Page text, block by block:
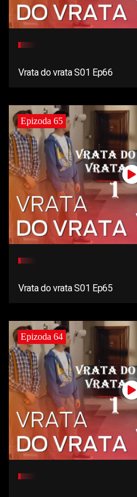
Vrata do vrata S01 Ep66
Epizoda 65
Vrata do vrata S01 Ep65
Epizoda 64